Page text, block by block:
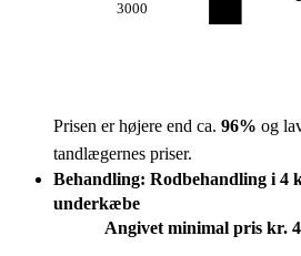
3000
Prisen er højere end ca. 96% og
tandlægernes priser.
Behandling: Rodbehandling i 4
underkæbe
Angivet minimal pris kr.